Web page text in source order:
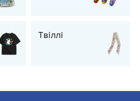
Твіллі